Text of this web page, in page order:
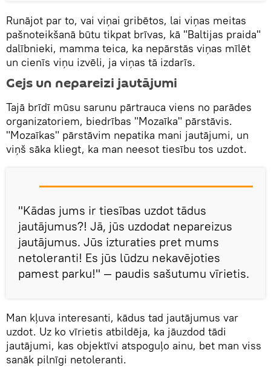
Runājot par to, vai viņai gribētos, lai viņas meitas
pašnoteikšanā būtu tikpat brīvas, kā "Baltijas praida"
dalībnieki, mamma teica, ka nepārstās viņas mīlēt
un cienīs viņu izvēli, ja viņas tā izdarīs.
Gejs un nepareizi jautājumi
Tajā brīdī mūsu sarunu pārtrauca viens no parādes
organizatoriem, biedrības "Mozaīka" pārstāvis.
"Mozaīkas" pārstāvim nepatika mani jautājumi, un
viņš sāka kliegt, ka man neesot tiesību tos uzdot.
"Kādas jums ir tiesības uzdot tādus
jautājumus?! Jā, jūs uzdodat nepareizus
jautājumus. Jūs izturaties pret mums
netoleranti! Es jūs lūdzu nekavējoties
pamest parku!" — paudis sašutumu vīrietis.
Man kļuva interesanti, kādus tad jautājumus var
uzdot. Uz ko vīrietis atbildēja, ka jāuzdod tādi
jautājumi, kas objektīvi atspoguļo ainu, bet man viss
sanāk pilnīgi netoleranti.